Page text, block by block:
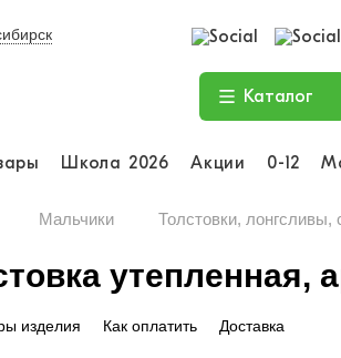
Каталог
Школа 2026 Акции 0-12
Мальчики Толстовки,
утепленная,
изделия Как оплатить Доставка